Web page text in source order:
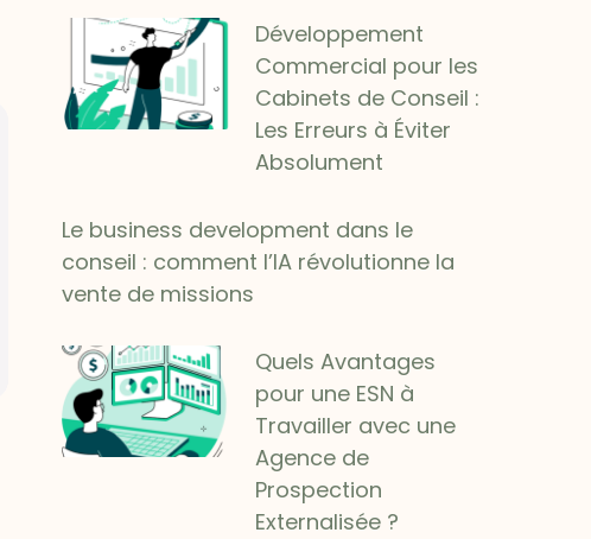
Développement
Commercial pour les
Cabinets de Conseil :
Les Erreurs à Éviter
Absolument
Le business development dans le
conseil : comment l’IA révolutionne la
vente de missions
Quels Avantages
pour une ESN à
Travailler avec une
Agence de
Prospection
Externalisée ?